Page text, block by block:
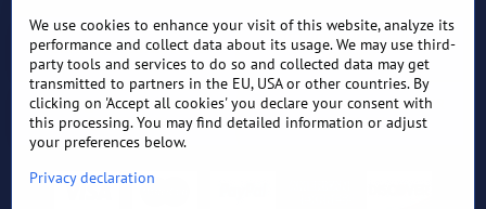
TERMS AND CONDITIONS
RETURN AND REFUND
POLICY
FREQUENTLY ASKED
QUESTIONS
EXPORT FINANCE & LETTER
OF CREDIT
We use cookies to enhance your visit of this website, analyze its
performance and collect data about its usage. We may use third-
party tools and services to do so and collected data may get
transmitted to partners in the EU, USA or other countries. By
clicking on 'Accept all cookies' you declare your consent with
this processing. You may find detailed information or adjust
your preferences below.
Privacy declaration